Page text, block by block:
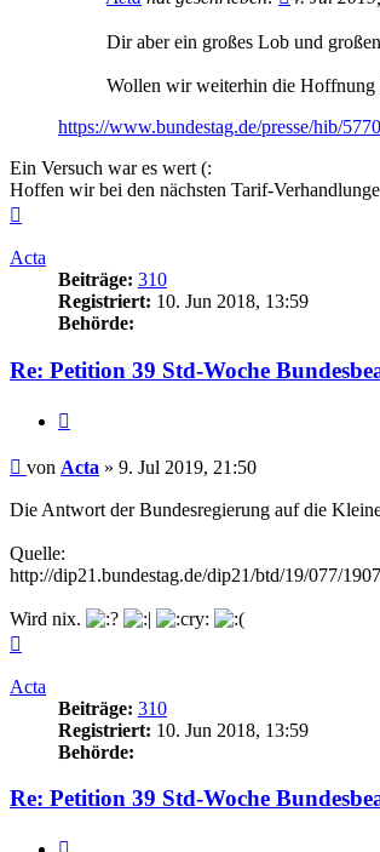
Dir aber ein großes Lob und
Wollen wir weiterhin die Hoffnung
https://www.bundestag.de/presse/hib/
Ein Versuch war es wert (:
Hoffen wir bei den nächsten Tarif-
Acta
Beiträge: 310
Registriert: 10. Jun 2018, 13:59
Behörde:
Re: Petition 39 Std-Woche
Beitrag
von Acta » 9. Jul 2019, 21:50
Die Antwort der Bundesregierung auf die
Quelle:
http://dip21.bundestag.de/dip21/btd/19/077/
Wird nix.
Acta
Beiträge: 310
Registriert: 10. Jun 2018, 13:59
Behörde:
Re: Petition 39 Std-Woche